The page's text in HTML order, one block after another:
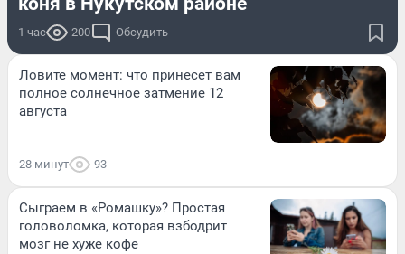
1 час 200 Обсудить
Ловите момент: что принесет вам
полное солнечное затмение 12
августа
28 минут 93
Сыграем в «Ромашку»? Простая
головоломка, которая взбодрит
мозг не хуже кофе